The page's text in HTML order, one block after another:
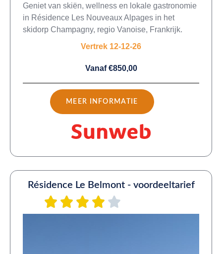
Geniet van skiën, wellness en lokale gastronomie
in Résidence Les Nouveaux Alpages in het
skidorp Champagny, regio Vanoise, Frankrijk.
Vertrek 12-12-26
Vanaf €850,00
MEER INFORMATIE
Résidence Le Belmont - voordeeltarief